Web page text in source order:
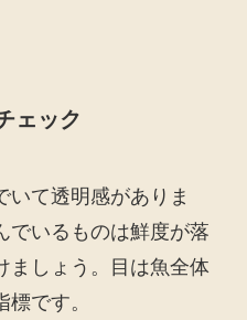
ェック
いて透明感がありま
でいるものは鮮度が落
ましょう。目は魚全体
です。